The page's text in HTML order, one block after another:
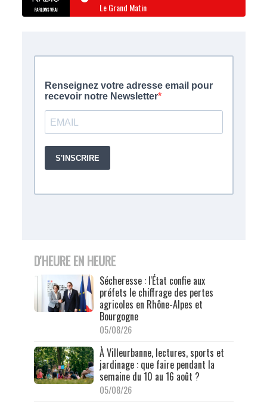
Le Grand Matin
D'HEURE EN HEURE
Sécheresse : l'État confie aux
préfets le chiffrage des pertes
agricoles en Rhône-Alpes et
Bourgogne
05/08/26
À Villeurbanne, lectures, sports et
jardinage : que faire pendant la
semaine du 10 au 16 août ?
05/08/26